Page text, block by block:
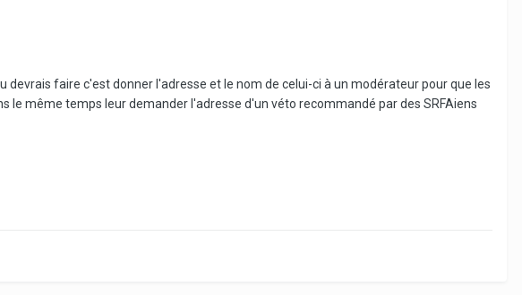
faire c'est donner l'adresse et le nom de celui-ci à un modérateur pour que les
le même temps leur demander l'adresse d'un véto recommandé par des SRFAiens